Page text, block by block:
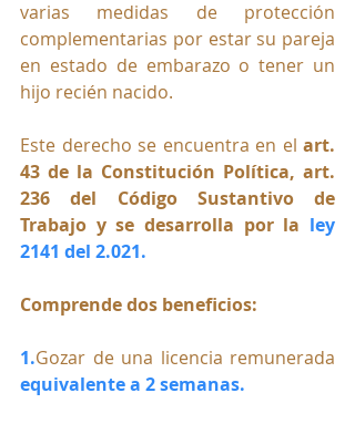
varias medidas de protección
complementarias por estar su pareja
en estado de embarazo o tener un
hijo recién nacido.
Este derecho se encuentra en el art.
43 de la Constitución Política, art.
236 del Código Sustantivo de
Trabajo y se desarrolla por la ley
2141 del 2.021.
Comprende dos beneficios:
1.
equivalente a 2 semanas.